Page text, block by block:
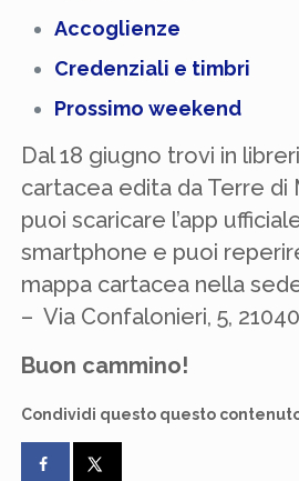
Accoglienze
Credenziali e timbri
Prossimo weekend
Dal 18 giugno trovi in
cartacea edita da Terre di
puoi scaricare l’app
smartphone e puoi
mappa cartacea nella
– Via Confalonieri, 5,
Buon cammino!
Condividi questo questo